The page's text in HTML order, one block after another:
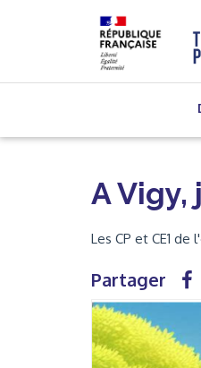
A Vigy,
Les CP et CE1
Partager